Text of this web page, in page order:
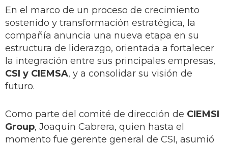
En el marco de un proceso de crecimiento
sostenido y transformación estratégica, la
compañía anuncia una nueva etapa en su
estructura de liderazgo, orientada a fortalecer
la integración entre sus principales empresas,
CSI y CIEMSA, y a consolidar su visión de
futuro.
Como parte del comité de dirección de CIEMSI
Group, Joaquín Cabrera, quien hasta el
momento fue gerente general de CSI, asumió